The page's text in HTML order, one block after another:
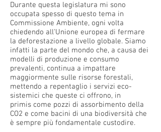
Durante questa legislatura mi sono
occupata spesso di questo tema in
Commissione Ambiente, ogni volta
chiedendo all'Unione europea di fermare
la deforestazione a livello globale. Siamo
infatti la parte del mondo che, a causa dei
modelli di produzione e consumo
prevalenti, continua a impattare
maggiormente sulle risorse forestali,
mettendo a repentaglio i servizi eco-
sistemici che queste ci offrono, in
primis come pozzi di assorbimento della
CO2 e come bacini di una biodiversità che
è sempre più fondamentale custodire.